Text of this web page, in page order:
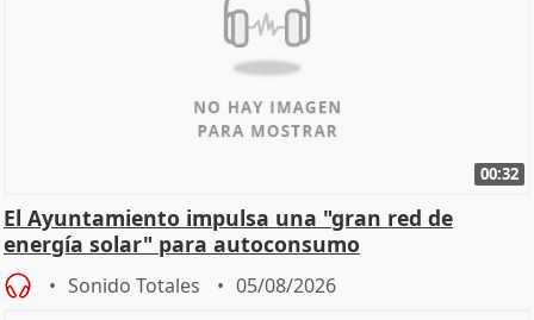
00:32
El Ayuntamiento impulsa una "gran red de
energía solar" para autoconsumo
Sonido Totales 05/08/2026